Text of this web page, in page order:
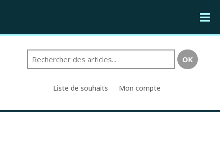
Liste de souhaits Mon compte